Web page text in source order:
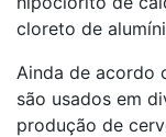
cloreto de
Ainda de acordo
são usados em
produção de